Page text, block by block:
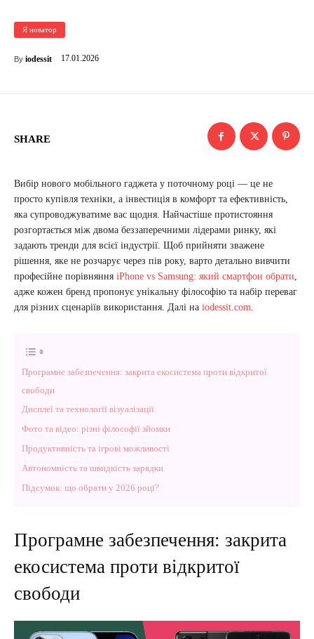
Я новатор
By iodessit 17.01.2026
SHARE
Вибір нового мобільного гаджета у поточному році — це не
просто купівля техніки, а інвестиція в комфорт та ефективність,
яка супроводжуватиме вас щодня. Найчастіше протистояння
розгортається між двома беззаперечними лідерами ринку, які
задають тренди для всієї індустрії. Щоб прийняти зважене
рішення, яке не розчарує через пів року, варто детально вивчити
професійне порівняння iPhone vs Samsung: який смартфон обрати,
адже кожен бренд пропонує унікальну філософію та набір переваг
для різних сценаріїв використання. Далі на iodessit.com.
Програмне забезпечення: закрита екосистема проти відкритої
свободи
Дисплеї та технології візуалізації
Фото та відео: різні філософії зйомки
Продуктивність та ігрові можливості
Автономність та швидкість зарядки
Підсумок: що обрати у 2026 році?
Програмне забезпечення: закрита
екосистема проти відкритої
свободи